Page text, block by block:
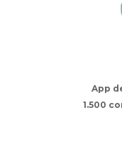
App
1.500